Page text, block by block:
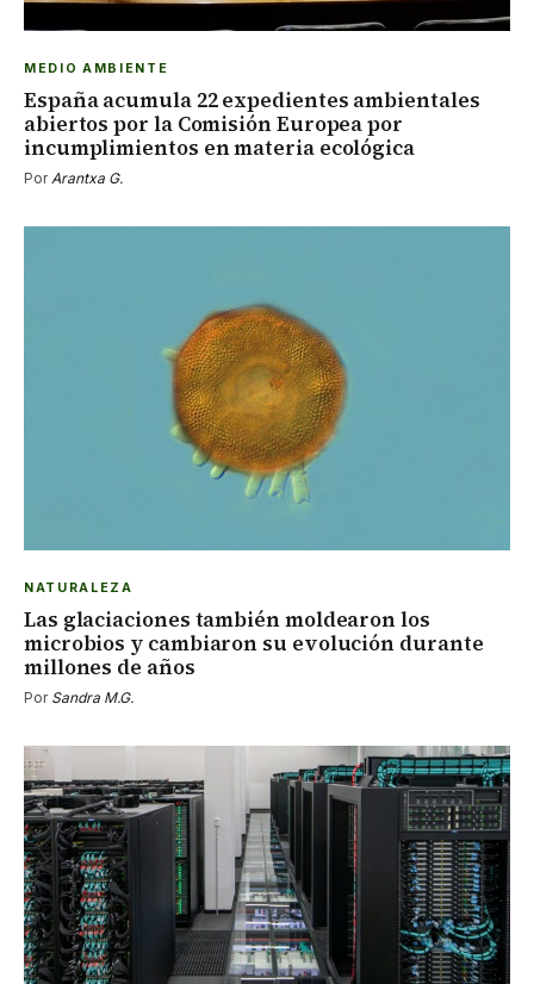
MEDIO AMBIENTE
España acumula 22 expedientes ambientales
abiertos por la Comisión Europea por
incumplimientos en materia ecológica
Por Arantxa G.
NATURALEZA
Las glaciaciones también moldearon los
microbios y cambiaron su evolución durante
millones de años
Por Sandra M.G.